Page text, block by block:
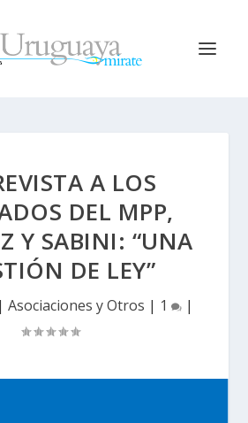
A LOS
DEL MPP,
Y SABINI: “UNA
DE LEY”
| Asociaciones y Otros | 1 |